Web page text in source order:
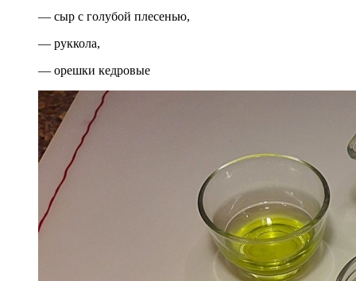
— сыр с голубой плесенью,
— руккола,
— орешки кедровые